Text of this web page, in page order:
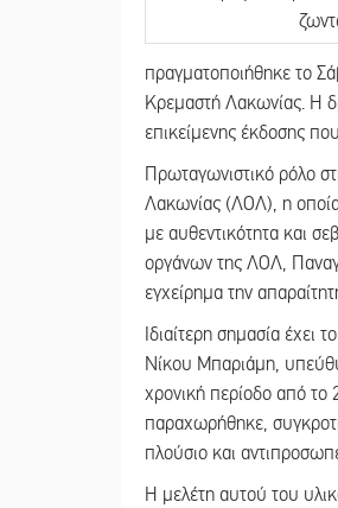
πραγματοποιήθηκε το
Κρεμαστή Λακωνίας. Η
επικείμενης έκδοσης
Πρωταγωνιστικό ρόλο
Λακωνίας (ΛΟΛ), η
με αυθεντικότητα και
οργάνων της ΛΟΛ,
εγχείρημα την
Ιδιαίτερη σημασία
Νίκου Μπαριάμη,
χρονική περίοδο από
παραχωρήθηκε,
πλούσιο και
Η μελέτη αυτού του